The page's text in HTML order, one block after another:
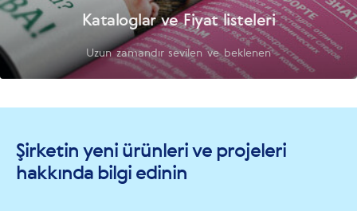
Kataloglar ve Fiyat listeleri
Uzun zamandır sevilen ve beklenen
Şirketin yeni ürünleri ve projeleri
hakkında bilgi edinin